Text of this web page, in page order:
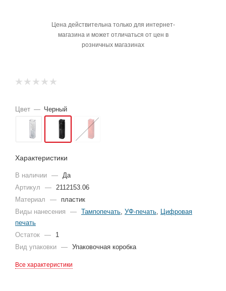
Цена действительна только для интернет-
магазина и может отличаться от цен в
розничных магазинах
Цвет — Черный
Характеристики
В наличии —
Да
Артикул
—
2112153.06
Материал
—
пластик
Виды нанесения
— Тампопечать УФ-печать
Цифровая
печать
Остаток —
1
Вид упаковки — Упаковочная коробка
Все характеристики